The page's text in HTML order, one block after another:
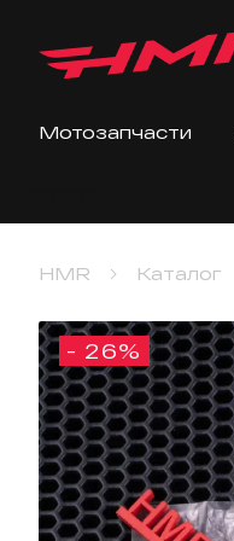
Мотозапчасти
HMR Каталог
- 26%